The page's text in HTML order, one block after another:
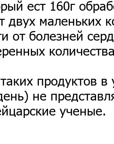
ест 160г
двух маленьких
от болезней
продуктов
не
ученые.